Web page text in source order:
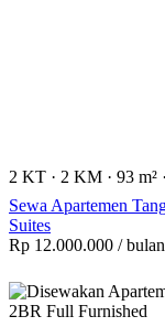
2 KT · 2 KM · 93 m² ·
Sewa Apartemen
Suites
Rp 12.000.000 / bulan